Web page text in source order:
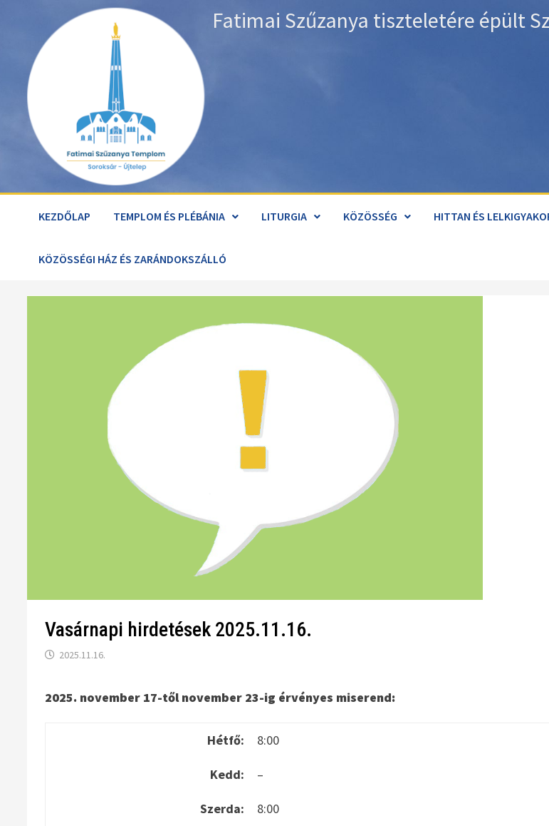
Fatimai Szűzanya tiszteletére épült
KEZDŐLAP TEMPLOM ÉS PLÉBÁNIA LITURGIA KÖZÖSSÉG HITTAN ÉS
KÖZÖSSÉGI HÁZ ÉS ZARÁNDOKSZÁLLÓ
Vasárnapi hirdetések 2025.11.16.
2025.11.16.
2025. november 17-től november 23-ig érvényes miserend:
Hétfő: 8:00
Kedd: –
Szerda: 8:00